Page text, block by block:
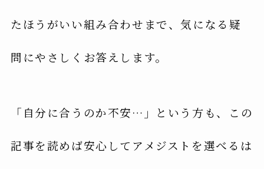
たほうがいい組み合わせまで、気になる疑
問にやさしくお答えします。
「自分に合うのか不安…」という方も、この
記事を読めば安心してアメジストを選べるは